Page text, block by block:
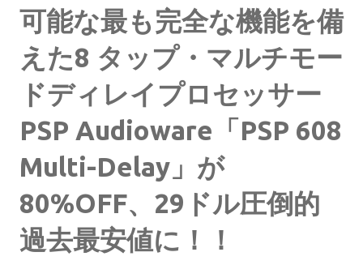
可能な最も完全な機能を備
えた8 タップ・マルチモー
ドディレイプロセッサー
PSP Audioware「PSP 608
Multi-Delay」が
80%OFF、29ドル圧倒的
過去最安値に！！